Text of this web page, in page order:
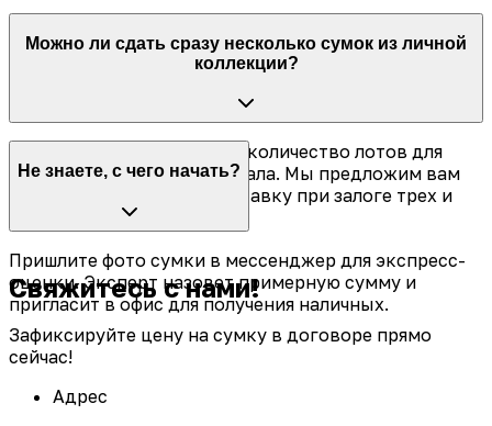
долями. С каждым платежом размер процентов
будет уменьшаться, что сэкономит ваш бюджет.
Можно ли сдать сразу несколько сумок из личной
коллекции?
Сдавайте неограниченное количество лотов для
получения крупного капитала. Мы предложим вам
сниженную процентную ставку при залоге трех и
более вещей.
Не знаете, с чего начать?
Пришлите фото сумки в мессенджер для экспресс-
оценки. Эксперт назовет примерную сумму и
пригласит в офис для получения наличных.
Свяжитесь с нами!
Зафиксируйте цену на сумку в договоре прямо
сейчас!
Адрес